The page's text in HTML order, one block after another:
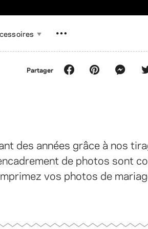
mémoire
se
s'inscrire
Partager
des années grâce à nos
de photos sont
vos photos de